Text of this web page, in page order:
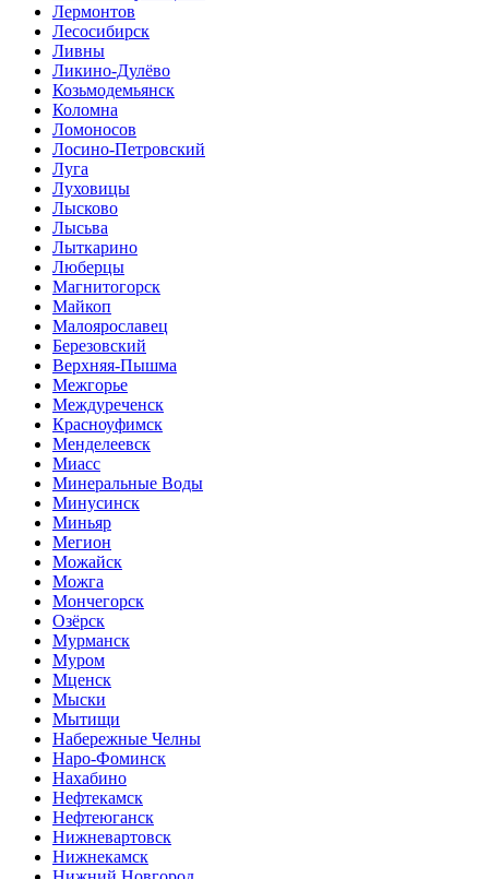
Лермонтов
Лесосибирск
Ливны
Ликино-Дулёво
Козьмодемьянск
Коломна
Ломоносов
Лосино-Петровский
Луга
Луховицы
Лысково
Лысьва
Лыткарино
Люберцы
Магнитогорск
Майкоп
Малоярославец
Березовский
Верхняя-Пышма
Межгорье
Междуреченск
Красноуфимск
Менделеевск
Миасс
Минеральные Воды
Минусинск
Миньяр
Мегион
Можайск
Можга
Мончегорск
Озёрск
Мурманск
Муром
Мценск
Мыски
Мытищи
Набережные Челны
Наро-Фоминск
Нахабино
Нефтекамск
Нефтеюганск
Нижневартовск
Нижнекамск